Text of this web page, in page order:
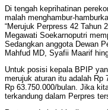
Di tengah keprihatinan
malah menghambur-
“Merujuk Perpress 42 Tahun
Megawati Soekarnoputri
Sedangkan anggota Dewan
Mahfud MD, Syafii Maarif
Untuk posisi kepala BPIP
merujuk aturan itu adalah Rp
Rp 63.750.000/bulan. Jika
terkandung dalam Perpres